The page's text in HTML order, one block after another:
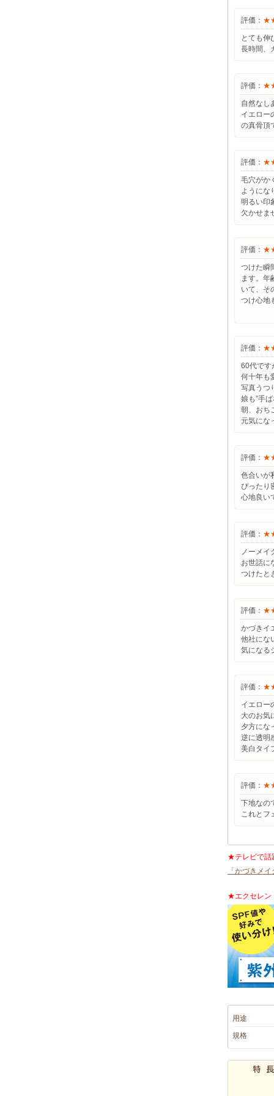
評価：
とても伸
長時間、
評価：
自然なし
イエロー
の真骨頂
評価：
毛穴がか
ようにな
明るい印
欠かせま
評価：
つけた瞬
ます。
いて、そ
つけ心地
評価：
60代です
何十年も
写真うつ
娘も”手
朝、おち
元気にな
評価：
色合いが
ぴったり
心地良い
評価：
ノーメイ
お世話に
つけたと
評価：
かづきイ
他社にな
気になる
評価：
イエロー
大のお気
夕方にな
逆に透明
美白タイ
評価：
下地なの
これとフ
★テレビで話
「かづきメ
★エクセレン
用途
規格